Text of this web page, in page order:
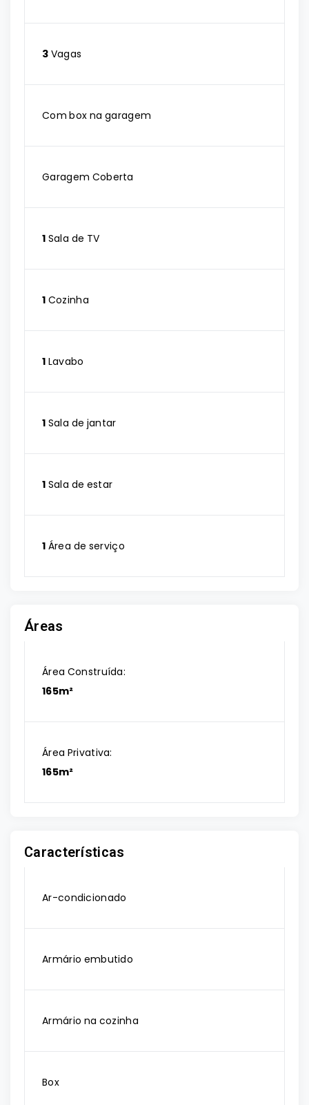
3 Vagas
Com box na garagem
Garagem Coberta
1 Sala de TV
1 Cozinha
1 Lavabo
1 Sala de jantar
1 Sala de estar
1 Área de serviço
Áreas
Área Construída:
165m²
Área Privativa:
165m²
Características
Ar-condicionado
Armário embutido
Armário na cozinha
Box